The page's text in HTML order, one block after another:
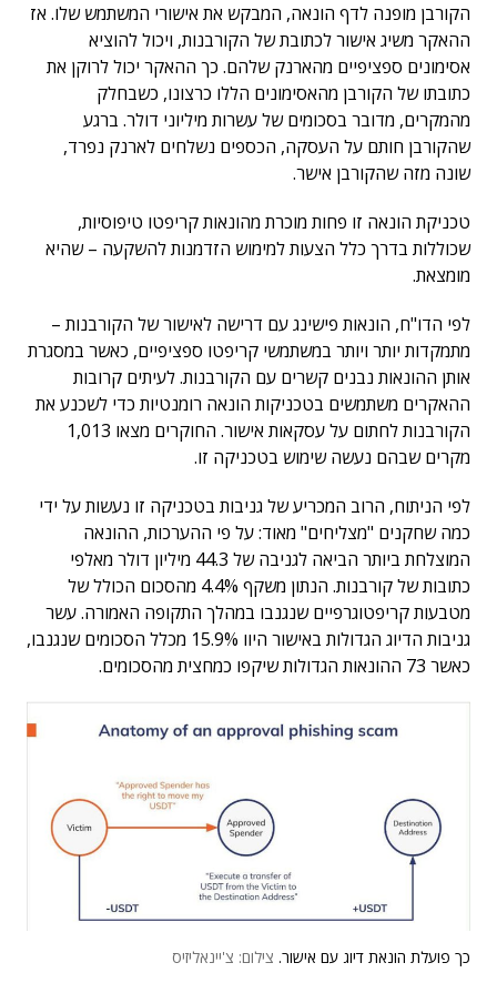
הקורבן מופנה לדף הונאה, המבקש את אישורי המשתמש שלו. אז
ההאקר משיג אישור לכתובת של הקורבנות, ויכול להוציא
אסימונים ספציפיים מהארנק שלהם. כך ההאקר יכול לרוקן את
כתובתו של הקורבן מהאסימונים הללו כרצונו, כשבחלק
מהמקרים, מדובר בסכומים של עשרות מיליוני דולר. ברגע
שהקורבן חותם על העסקה, הכספים נשלחים לארנק נפרד,
שונה מזה שהקורבן אישר.
טכניקת הונאה זו פחות מוכרת מהונאות קריפטו טיפוסיות,
שכוללות בדרך כלל הצעות למימוש הזדמנות להשקעה – שהיא
מומצאת.
לפי הדו"ח, הונאות פישינג עם דרישה לאישור של הקורבנות –
מתמקדות יותר ויותר במשתמשי קריפטו ספציפיים, כאשר במסגרת
אותן ההונאות נבנים קשרים עם הקורבנות. לעיתים קרובות
ההאקרים משתמשים בטכניקות הונאה רומנטיות כדי לשכנע את
הקורבנות לחתום על עסקאות אישור. החוקרים מצאו 1,013
מקרים שבהם נעשה שימוש בטכניקה זו.
לפי הניתוח, הרוב המכריע של גניבות בטכניקה זו נעשות על ידי
כמה שחקנים "מצליחים" מאוד: על פי ההערכות, ההונאה
המוצלחת ביותר הביאה לגניבה של 44.3 מיליון דולר מאלפי
כתובות של קורבנות. הנתון משקף 4.4% מהסכום הכולל של
מטבעות קריפטוגרפיים שנגנבו במהלך התקופה האמורה. עשר
גניבות הדיוג הגדולות באישור היוו 15.9% מכלל הסכומים שנגנבו,
כאשר 73 ההונאות הגדולות שיקפו כמחצית מהסכומים.
כך פועלת הונאת דיוג עם אישור. צילום: צ'יינאליזיס